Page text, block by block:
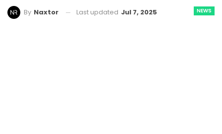
NEWS
By Naxtor Last updated Jul 7, 2025